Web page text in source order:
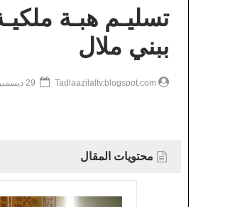
تسليـم هبـة
ببني ملال
Tadlaazilaltv.blogspot.com
محتويات المقال